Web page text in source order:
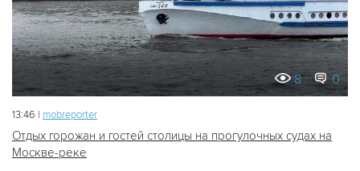
8 0
13:46 | mobreporter
Отдых горожан и гостей столицы на прогулочных судах на
Москве-реке